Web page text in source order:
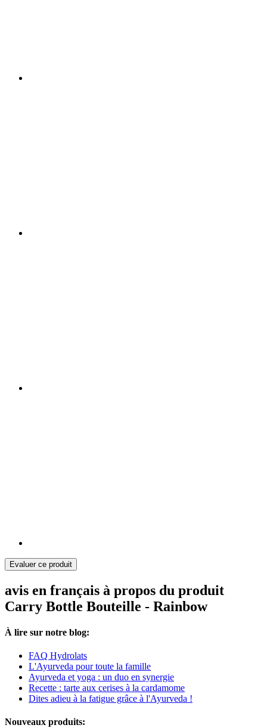
Evaluer ce produit
avis en français à propos du produit
Carry Bottle Bouteille - Rainbow
À lire sur notre blog:
FAQ Hydrolats
L'Ayurveda pour toute la famille
Ayurveda et yoga : un duo en synergie
Recette : tarte aux cerises à la cardamome
Dites adieu à la fatigue grâce à l'Ayurveda !
Nouveaux produits: